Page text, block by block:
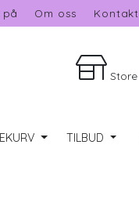
Om oss
Store
TILBUD